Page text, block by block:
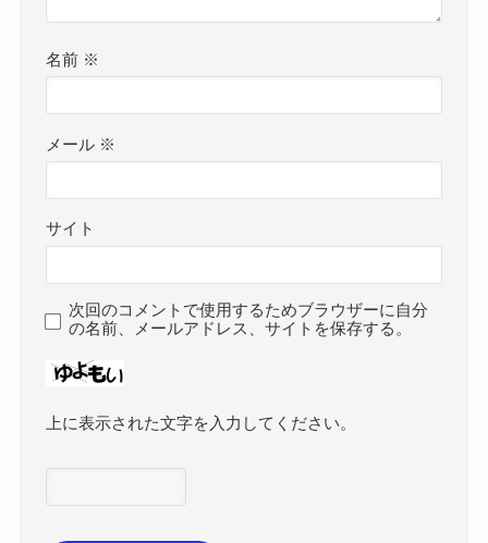
名前 ※
メール ※
サイト
次回のコメントで使用するためブラウザーに自分
の名前、メールアドレス、サイトを保存する。
上に表示された文字を入力してください。